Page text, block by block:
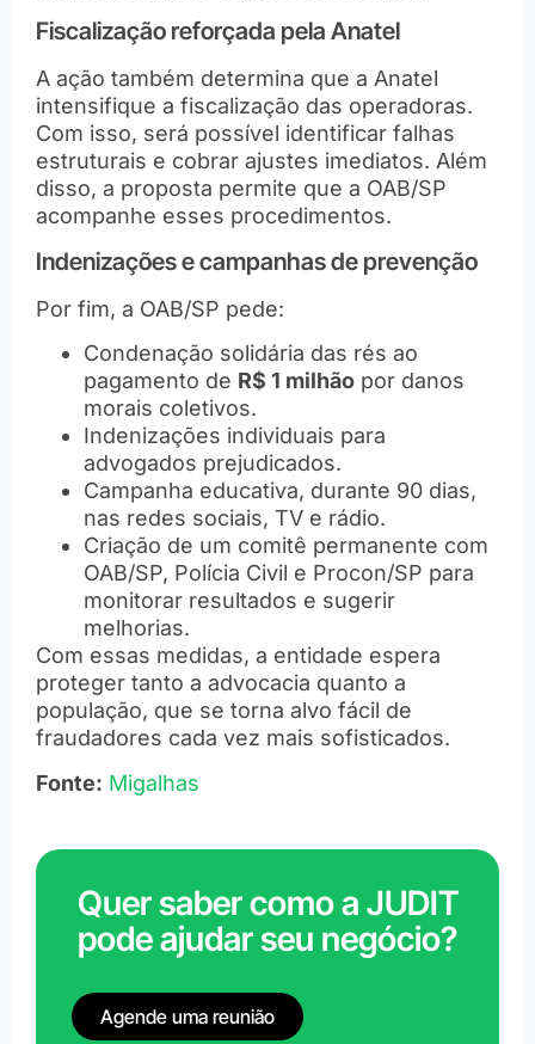
Fiscalização reforçada pela Anatel
A ação também determina que a Anatel
intensifique a fiscalização das operadoras.
Com isso, será possível identificar falhas
estruturais e cobrar ajustes imediatos. Além
disso, a proposta permite que a OAB/SP
acompanhe esses procedimentos.
Indenizações e campanhas de prevenção
Por fim, a OAB/SP pede:
Condenação solidária das rés ao
pagamento de R$ 1 milhão por danos
morais coletivos.
Indenizações individuais para
advogados prejudicados.
Campanha educativa, durante 90 dias,
nas redes sociais, TV e rádio.
Criação de um comitê permanente com
OAB/SP, Polícia Civil e Procon/SP para
monitorar resultados e sugerir
melhorias.
Com essas medidas, a entidade espera
proteger tanto a advocacia quanto a
população, que se torna alvo fácil de
fraudadores cada vez mais sofisticados.
Fonte: Migalhas
Quer saber como a JUDIT
pode ajudar seu negócio?
Agende uma reunião